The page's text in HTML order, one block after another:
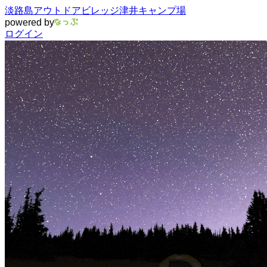
淡路島アウトドアビレッジ津井キャンプ場
powered by
ログイン